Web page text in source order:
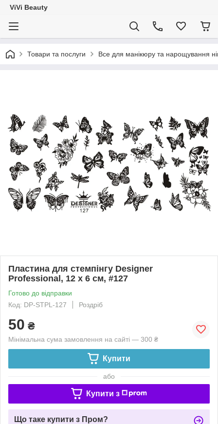
ViVi Beauty
Товари та послуги Все для манікюру та нарощування
Пластина для стемпінгу Designer
Professional, 12 х 6 см, #127
Готово до відправки
Код: DP-STPL-127
Роздріб
50 ₴
Мінімальна сума замовлення на сайті — 300 ₴
Купити
або
Купити з
Що таке купити з Пром?